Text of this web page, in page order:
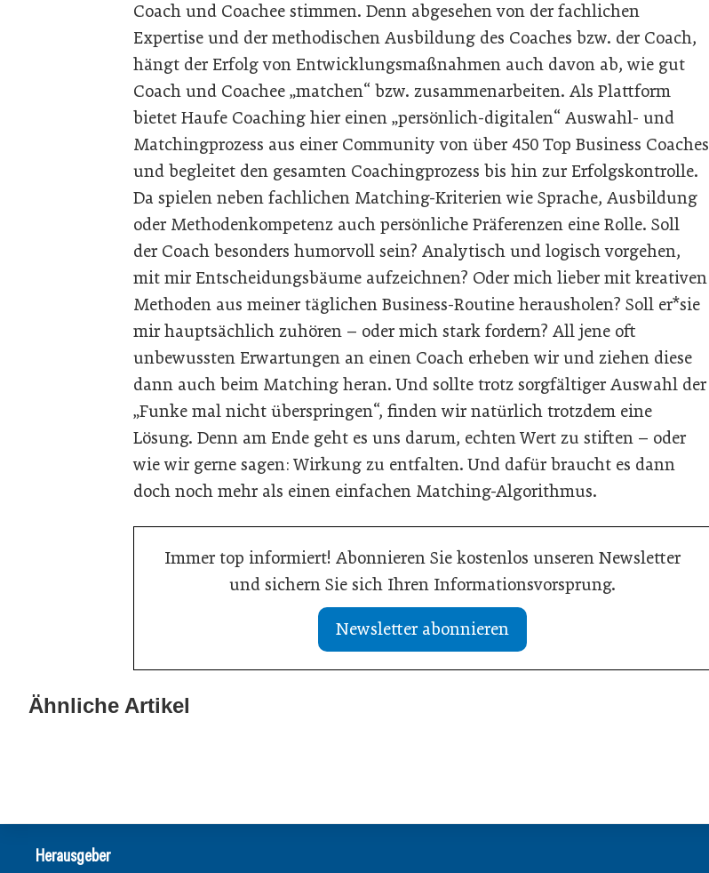
Coach und Coachee stimmen. Denn abgesehen von der fachlichen
Expertise und der methodischen Ausbildung des Coaches bzw. der Coach,
hängt der Erfolg von Entwicklungsmaßnahmen auch davon ab, wie gut
Coach und Coachee „matchen“ bzw. zusammenarbeiten. Als Plattform
bietet Haufe Coaching hier einen „persönlich-digitalen“ Auswahl- und
Matchingprozess aus einer Community von über 450 Top Business Coaches
und begleitet den gesamten Coachingprozess bis hin zur Erfolgskontrolle.
Da spielen neben fachlichen Matching-Kriterien wie Sprache, Ausbildung
oder Methodenkompetenz auch persönliche Präferenzen eine Rolle. Soll
der Coach besonders humorvoll sein? Analytisch und logisch vorgehen,
mit mir Entscheidungsbäume aufzeichnen? Oder mich lieber mit kreativen
Methoden aus meiner täglichen Business-Routine herausholen? Soll er*sie
mir hauptsächlich zuhören – oder mich stark fordern? All jene oft
unbewussten Erwartungen an einen Coach erheben wir und ziehen diese
dann auch beim Matching heran. Und sollte trotz sorgfältiger Auswahl der
„Funke mal nicht überspringen“, finden wir natürlich trotzdem eine
Lösung. Denn am Ende geht es uns darum, echten Wert zu stiften – oder
wie wir gerne sagen: Wirkung zu entfalten. Und dafür braucht es dann
doch noch mehr als einen einfachen Matching-Algorithmus.
Immer top informiert! Abonnieren Sie kostenlos unseren Newsletter
und sichern Sie sich Ihren Informationsvorsprung.
Newsletter abonnieren
Ähnliche Artikel
Neuer Professur für Leadership and
24. April 2025
Herausgeber